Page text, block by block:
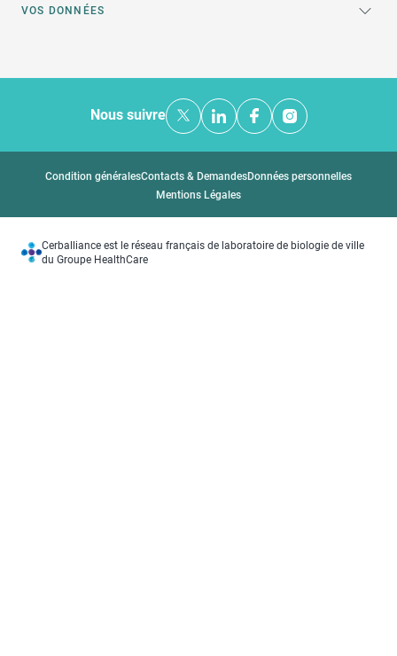
VOS DONNÉES
Nous suivre
Condition généralesContacts & DemandesDonnées personnelles
Mentions Légales
Cerballiance est le réseau français de laboratoire de biologie de ville
du Groupe HealthCare